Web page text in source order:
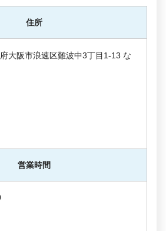
住所
大阪市浪速区難波中3丁目1-13 な
営業時間